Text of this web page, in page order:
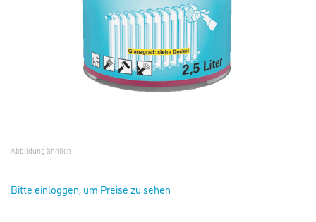
Abbildung ähnlich
Bitte einloggen, um Preise zu sehen